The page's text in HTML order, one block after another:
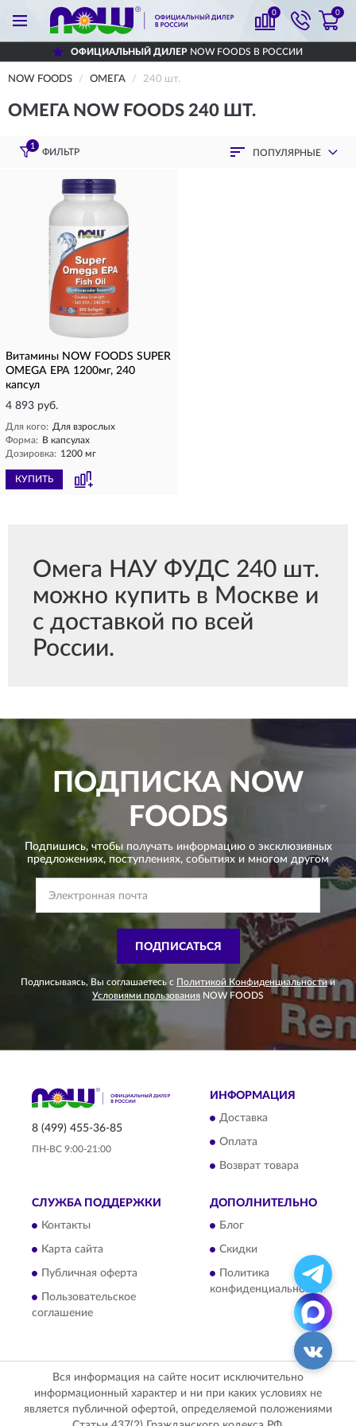
0 0
ОФИЦИАЛЬНЫЙ ДИЛЕРNOW FOODS В РОССИИ
NOW FOODS ОМЕГА 240 шт.
ОМЕГА NOW FOODS 240 ШТ.
1
ФИЛЬТР ПОПУЛЯРНЫЕ
Витамины NOW FOODS SUPER
OMEGA EPA 1200мг, 240
капсул
4 893 руб.
Для кого: Для взрослых
Форма: В капсулах
Дозировка: 1200 мг
КУПИТЬ
Омега НАУ ФУДС 240 шт.
можно купить в Москве и
с доставкой по всей
России.
ПОДПИСКАNOW
FOODS
Подпишись, чтобы получать информацию о эксклюзивных
предложениях, поступлениях, событиях и многом другом
ПОДПИСАТЬСЯ
Подписываясь, Вы соглашаетесь с Политикой Конфиденциальности и
Условиями пользования NOW FOODS
8 (499) 455-36-85
ПН-ВС 9:00-21:00
ИНФОРМАЦИЯ
Доставка
Оплата
Возврат товара
СЛУЖБА ПОДДЕРЖКИ
Контакты
Карта сайта
Публичная оферта
Пользовательское
соглашение
ДОПОЛНИТЕЛЬНО
Блог
Скидки
Политика
конфиденциальности
Вся информация на сайте носит исключительно
информационный характер и ни при каких условиях не
является публичной офертой, определяемой положениями